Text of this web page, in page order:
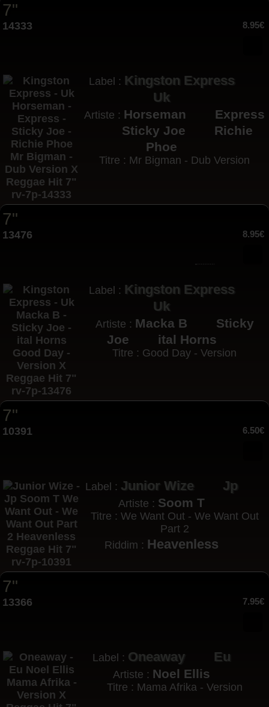
7"
14333 8.95€
Label : Kingston Express
Uk
Artiste : Horseman
Express
Sticky Joe
Richie
Phoe
Titre : Mr Bigman - Dub Version
7"
13476 8.95€
Label : Kingston Express
Uk
Artiste : Macka B
Sticky
Joe
ital Horns
Titre : Good Day - Version
7"
10391 6.50€
Label : Junior Wize Jp
Artiste : Soom T
Titre : We Want Out - We Want Out
Part 2
Riddim : Heavenless
7"
13366 7.95€
Label : Oneaway Eu
Artiste : Noel Ellis
Titre : Mama Afrika - Version